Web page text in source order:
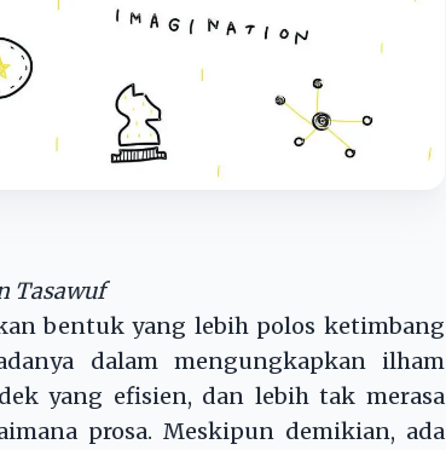
Tasawuf
bentuk yang lebih polos ketimbang
dalam mengungkapkan ilham
yang efisien, dan lebih tak merasa
prosa. Meskipun demikian, ada